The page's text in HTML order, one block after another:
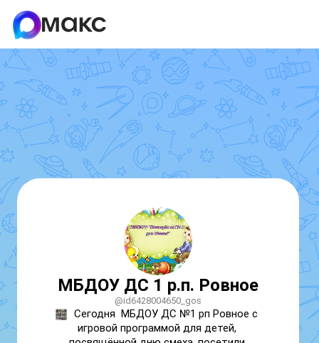
МБДОУ ДС 1 р.п. Ровное
@id6428004650_gos
Сегодня  МБДОУ ДС №1 рп Ровное с
игровой программой для детей,